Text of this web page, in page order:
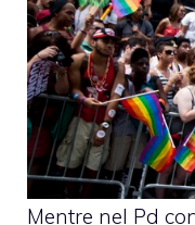
Mentre nel Pd